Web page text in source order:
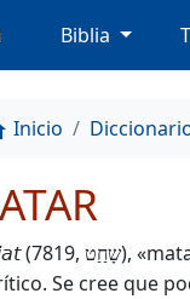
Biblia
Inicio
(7819, שָחַַט),
Se cree que